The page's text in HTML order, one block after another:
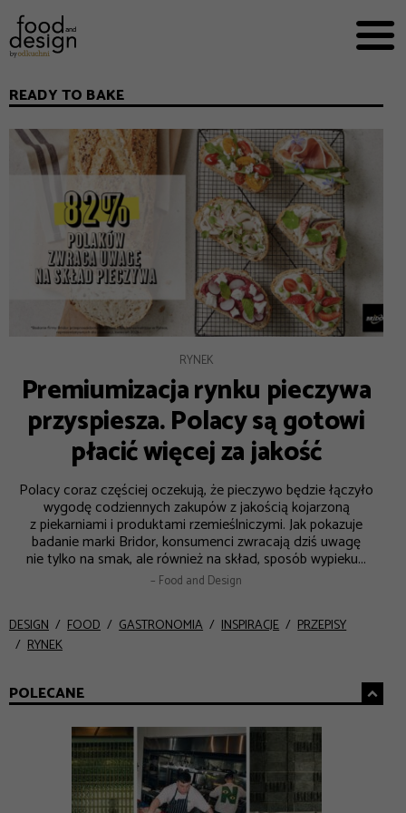


EKSPERCI
FOOD WORKING
E-BOOKI
O NAS
REKLAMA
READY TO BAKE
RYNEK
Premiumizacja rynku pieczywa
przyspiesza. Polacy są gotowi
płacić więcej za jakość
Polacy coraz częściej oczekują, że pieczywo będzie łączyło
wygodę codziennych zakupów z jakością kojarzoną
z piekarniami i produktami rzemieślniczymi. Jak pokazuje
badanie marki Bridor, konsumenci zwracają dziś uwagę
nie tylko na smak, ale również na skład, sposób wypieku...
– Food and Design
DESIGN FOOD GASTRONOMIA INSPIRACJE
PRZEPISY
RYNEK
POLECANE